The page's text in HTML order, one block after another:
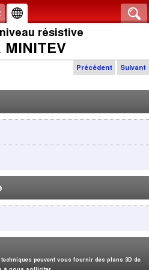
résistive
MINITEV
Précédent Suivant
peuvent vous fournir des plans 3D de